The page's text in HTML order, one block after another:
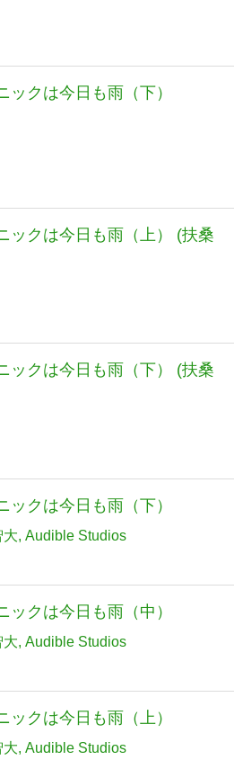
ックは今日も雨（下）
ックは今日も雨（上） (扶桑
ックは今日も雨（下） (扶桑
ックは今日も雨（下）
大 Audible Studios
ックは今日も雨（中）
大 Audible Studios
ックは今日も雨（上）
大 Audible Studios